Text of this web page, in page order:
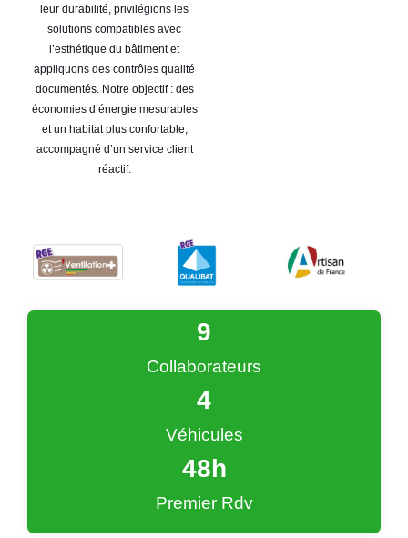
leur durabilité, privilégions les
solutions compatibles avec
l’esthétique du bâtiment et
appliquons des contrôles qualité
documentés. Notre objectif : des
économies d’énergie mesurables
et un habitat plus confortable,
accompagné d’un service client
réactif.
Collaborateurs
9
Véhicules
4
Premier Rdv
48h